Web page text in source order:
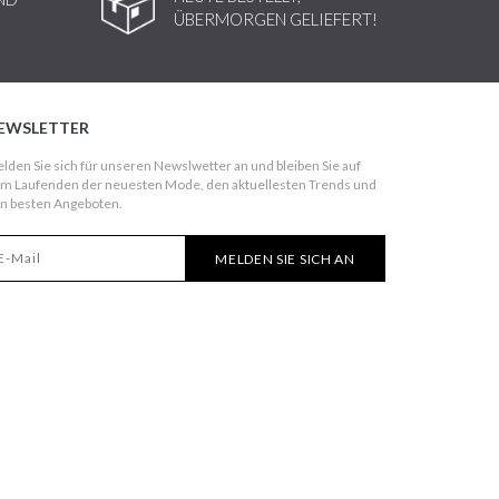
ÜBERMORGEN GELIEFERT!
Sie sich für unseren Newslwetter an und bleiben Sie auf
Laufenden der neuesten Mode, den aktuellesten Trends und
besten Angeboten.
MELDEN SIE SICH AN